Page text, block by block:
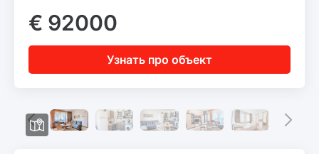
€ 92000
Узнать про объект